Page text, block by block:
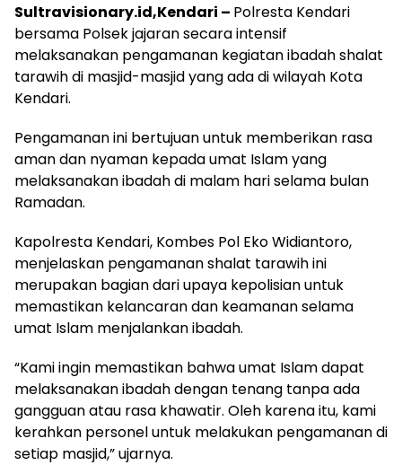
Sultravisionary.id,Kendari – Polresta Kendari
bersama Polsek jajaran secara intensif
melaksanakan pengamanan kegiatan ibadah shalat
tarawih di masjid-masjid yang ada di wilayah Kota
Kendari.
Pengamanan ini bertujuan untuk memberikan rasa
aman dan nyaman kepada umat Islam yang
melaksanakan ibadah di malam hari selama bulan
Ramadan.
Kapolresta Kendari, Kombes Pol Eko Widiantoro,
menjelaskan pengamanan shalat tarawih ini
merupakan bagian dari upaya kepolisian untuk
memastikan kelancaran dan keamanan selama
umat Islam menjalankan ibadah.
“Kami ingin memastikan bahwa umat Islam dapat
melaksanakan ibadah dengan tenang tanpa ada
gangguan atau rasa khawatir. Oleh karena itu, kami
kerahkan personel untuk melakukan pengamanan di
setiap masjid,” ujarnya.